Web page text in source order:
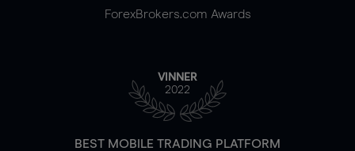
ForexBrokers.com Awards
VINNER
2022
BEST MOBILE TRADING PLATFORM